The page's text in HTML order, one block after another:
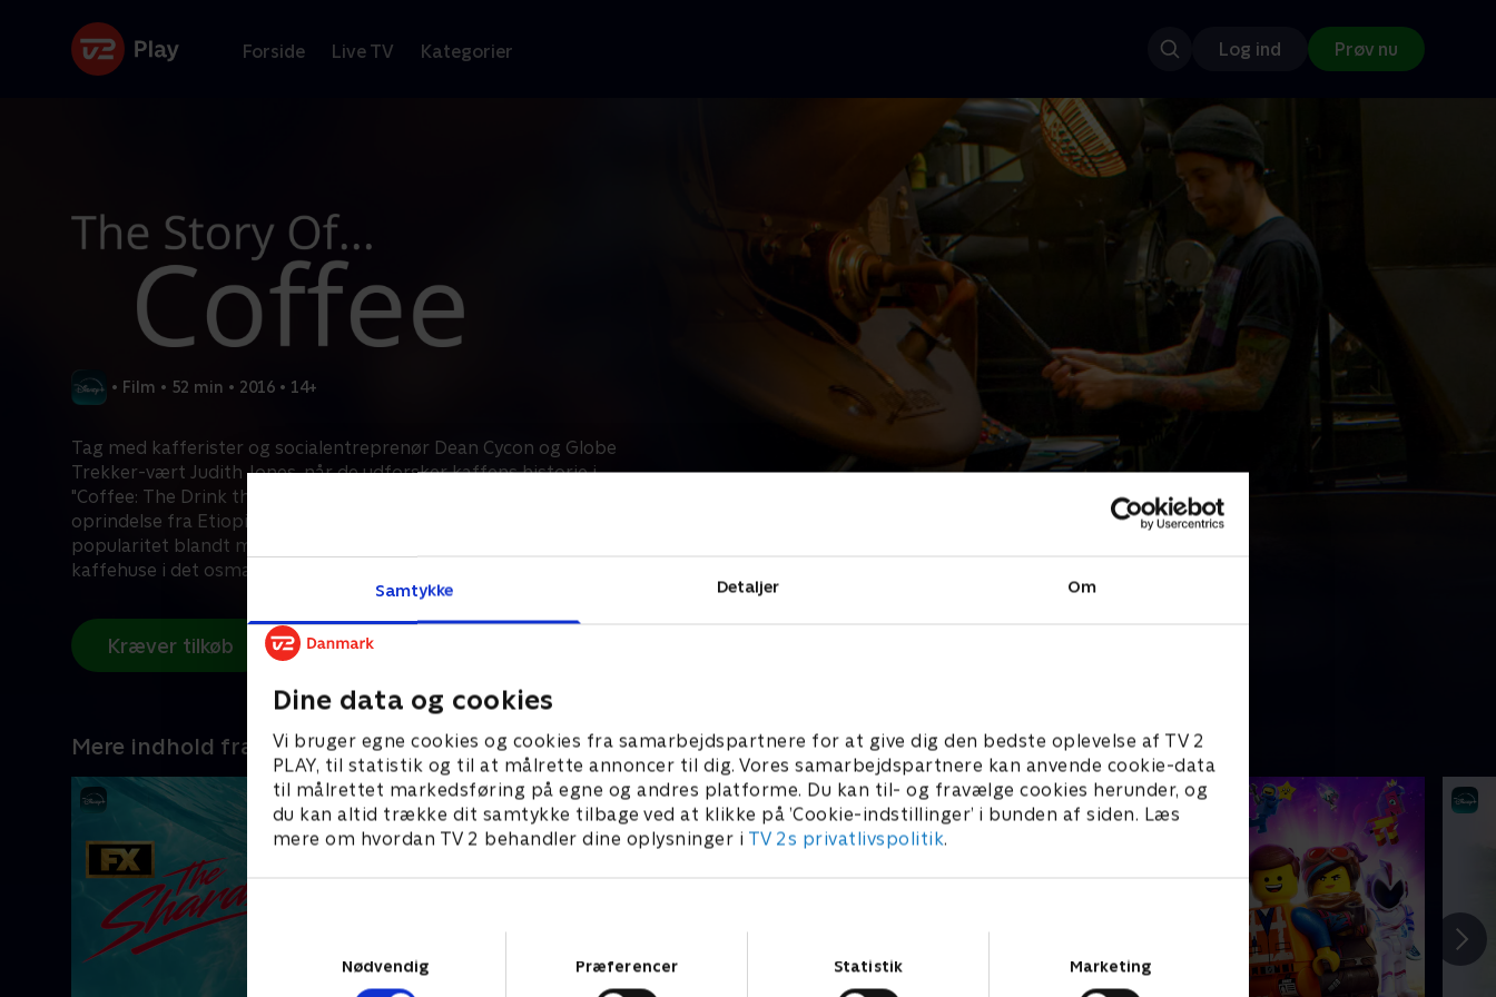
Samtykke Detaljer Om
Dine data og cookies
Vi bruger egne cookies og cookies fra samarbejdspartnere for at give dig den bedste oplevelse af TV 2
PLAY, til statistik og til at målrette annoncer til dig. Vores samarbejdspartnere kan anvende cookie-data
til målrettet markedsføring på egne og andres platforme. Du kan til- og fravælge cookies herunder, og
du kan altid trække dit samtykke tilbage ved at klikke på ’Cookie-indstillinger’ i bunden af siden. Læs
mere om hvordan TV 2 behandler dine oplysninger i TV 2s privatlivspolitik.
Nødvendig
Præferencer Statistik Marketing
Forside Live TV Kategorier Log ind Prøv nu
• Film • 52 min • 2016 • 14+
Tag med kafferister og socialentreprenør Dean Cycon og Globe
Trekker-vært Judith Jones, når de udforsker kaffens historie i
"Coffee: The Drink that Changed America." De sporer dens
oprindelse fra Etiopien for over tusind år siden til dens
popularitet blandt muslimer i Arabien og udbredelsen af
kaffehuse i det osmanniske imperium.
Kræver tilkøb
Mere indhold fra Disney+